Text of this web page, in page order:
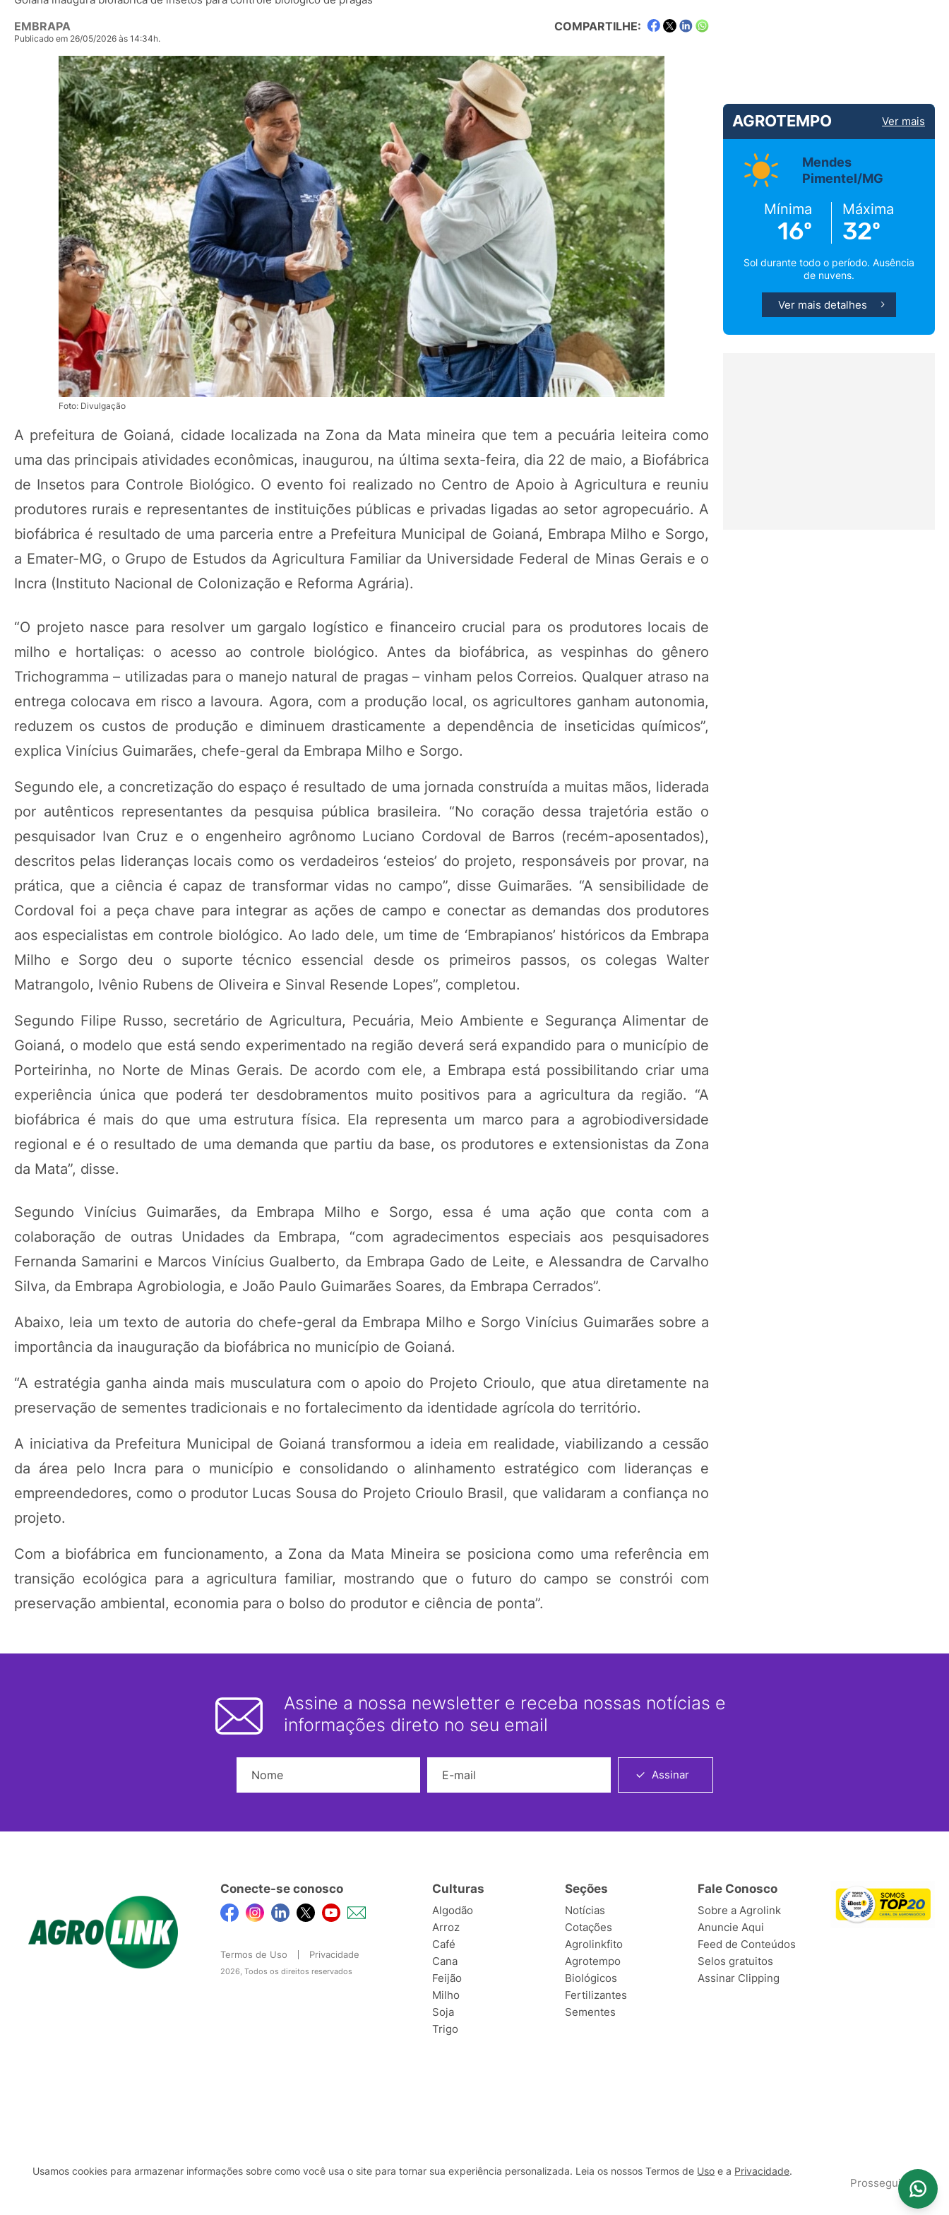
EMBRAPA
Publicado em 26/05/2026 às 14:34h.
COMPARTILHE:
Foto: Divulgação
A prefeitura de Goianá, cidade localizada na Zona da Mata mineira que tem a pecuária leiteira como
uma das principais atividades econômicas, inaugurou, na última sexta-feira, dia 22 de maio, a Biofábrica
de Insetos para Controle Biológico. O evento foi realizado no Centro de Apoio à Agricultura e reuniu
produtores rurais e representantes de instituições públicas e privadas ligadas ao setor agropecuário. A
biofábrica é resultado de uma parceria entre a Prefeitura Municipal de Goianá, Embrapa Milho e Sorgo,
a Emater-MG, o Grupo de Estudos da Agricultura Familiar da Universidade Federal de Minas Gerais e o
Incra (Instituto Nacional de Colonização e Reforma Agrária).
“O projeto nasce para resolver um gargalo logístico e financeiro crucial para os produtores locais de
milho e hortaliças: o acesso ao controle biológico. Antes da biofábrica, as vespinhas do gênero
Trichogramma – utilizadas para o manejo natural de pragas – vinham pelos Correios. Qualquer atraso na
entrega colocava em risco a lavoura. Agora, com a produção local, os agricultores ganham autonomia,
reduzem os custos de produção e diminuem drasticamente a dependência de inseticidas químicos”,
explica Vinícius Guimarães, chefe-geral da Embrapa Milho e Sorgo.
Segundo ele, a concretização do espaço é resultado de uma jornada construída a muitas mãos, liderada
por autênticos representantes da pesquisa pública brasileira. “No coração dessa trajetória estão o
pesquisador Ivan Cruz e o engenheiro agrônomo Luciano Cordoval de Barros (recém-aposentados),
descritos pelas lideranças locais como os verdadeiros ‘esteios’ do projeto, responsáveis por provar, na
prática, que a ciência é capaz de transformar vidas no campo”, disse Guimarães. “A sensibilidade de
Cordoval foi a peça chave para integrar as ações de campo e conectar as demandas dos produtores
aos especialistas em controle biológico. Ao lado dele, um time de ‘Embrapianos’ históricos da Embrapa
Milho e Sorgo deu o suporte técnico essencial desde os primeiros passos, os colegas Walter
Matrangolo, Ivênio Rubens de Oliveira e Sinval Resende Lopes”, completou.
Segundo Filipe Russo, secretário de Agricultura, Pecuária, Meio Ambiente e Segurança Alimentar de
Goianá, o modelo que está sendo experimentado na região deverá será expandido para o município de
Porteirinha, no Norte de Minas Gerais. De acordo com ele, a Embrapa está possibilitando criar uma
experiência única que poderá ter desdobramentos muito positivos para a agricultura da região. “A
biofábrica é mais do que uma estrutura física. Ela representa um marco para a agrobiodiversidade
regional e é o resultado de uma demanda que partiu da base, os produtores e extensionistas da Zona
da Mata”, disse.
Segundo Vinícius Guimarães, da Embrapa Milho e Sorgo, essa é uma ação que conta com a
colaboração de outras Unidades da Embrapa, “com agradecimentos especiais aos pesquisadores
Fernanda Samarini e Marcos Vinícius Gualberto, da Embrapa Gado de Leite, e Alessandra de Carvalho
Silva, da Embrapa Agrobiologia, e João Paulo Guimarães Soares, da Embrapa Cerrados”.
Abaixo, leia um texto de autoria do chefe-geral da Embrapa Milho e Sorgo Vinícius Guimarães sobre a
importância da inauguração da biofábrica no município de Goianá.
“A estratégia ganha ainda mais musculatura com o apoio do Projeto Crioulo, que atua diretamente na
preservação de sementes tradicionais e no fortalecimento da identidade agrícola do território.
A iniciativa da Prefeitura Municipal de Goianá transformou a ideia em realidade, viabilizando a cessão
da área pelo Incra para o município e consolidando o alinhamento estratégico com lideranças e
empreendedores, como o produtor Lucas Sousa do Projeto Crioulo Brasil, que validaram a confiança no
projeto.
Com a biofábrica em funcionamento, a Zona da Mata Mineira se posiciona como uma referência em
transição ecológica para a agricultura familiar, mostrando que o futuro do campo se constrói com
preservação ambiental, economia para o bolso do produtor e ciência de ponta”.
AGROTEMPO Ver mais
Mendes
Pimentel/MG
Mínima
16º
Máxima
32º
Sol durante todo o período. Ausência
de nuvens.
Ver mais detalhes
Assine a nossa newsletter e receba nossas notícias e
informações direto no seu email
Assinar
Conecte-se conosco
Termos de Uso Privacidade
2026, Todos os direitos reservados
Culturas
Algodão
Arroz
Café
Cana
Feijão
Milho
Soja
Trigo
Seções
Notícias
Cotações
Agrolinkfito
Agrotempo
Biológicos
Fertilizantes
Sementes
Fale Conosco
Sobre a Agrolink
Anuncie Aqui
Feed de Conteúdos
Selos gratuitos
Assinar Clipping
Usamos cookies para armazenar informações sobre como você usa o site para tornar sua experiência personalizada. Leia os nossos Termos de Uso e a Privacidade.
Prosseguir